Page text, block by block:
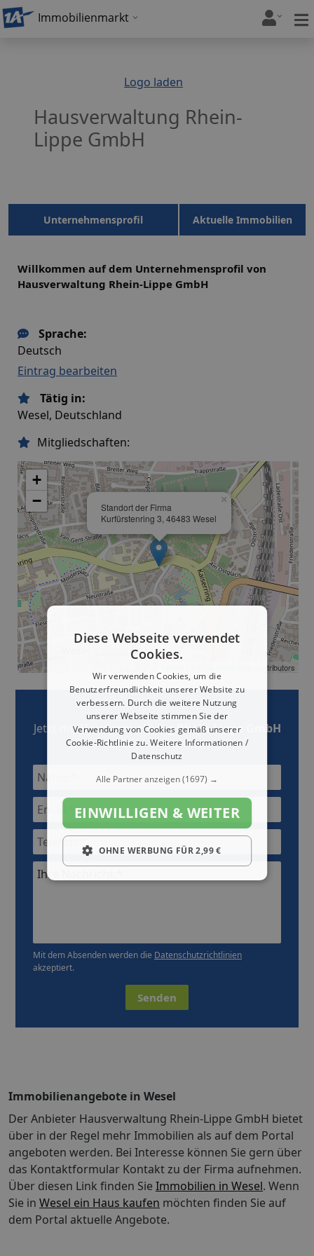
Immobilienmarkt
Logo laden
Hausverwaltung Rhein-
Lippe GmbH
Unternehmensprofil Aktuelle Immobilien
Willkommen auf dem Unternehmensprofil von
Hausverwaltung Rhein-Lippe GmbH
Sprache:
Deutsch
Eintrag bearbeiten
Tätig in:
Wesel, Deutschland
Mitgliedschaften:
Standort der Firma
Kurfürstenring 3, 46483 Wesel
×
+
−
contributors
Jetzt mitHausverwaltung Rhein-Lippe GmbH
Kontakt aufnehmen
Ihre Nachricht:*
Mit dem Absenden werden die Datenschutzrichtlinien
akzeptiert.
Senden
Immobilienangebote in Wesel
Der Anbieter Hausverwaltung Rhein-Lippe GmbH bietet
über in der Regel mehr Immobilien als auf dem Portal
angeboten werden. Bei Interesse können Sie gern über
das Kontaktformular Kontakt zu der Firma aufnehmen.
Über diesen Link finden Sie Immobilien in Wesel. Wenn
Sie in Wesel ein Haus kaufen möchten finden Sie auf
dem Portal aktuelle Angebote.
Diese Webseite verwendet
Cookies.
Wir verwenden Cookies, um die
Benutzerfreundlichkeit unserer Website zu
verbessern. Durch die weitere Nutzung
unserer Webseite stimmen Sie der
Verwendung von Cookies gemäß unserer
Cookie-Richtlinie zu.Weitere Informationen /
Datenschutz
Alle Partner anzeigen(1697) →
EINWILLIGEN & WEITER
OHNE WERBUNG FÜR 2,99 €